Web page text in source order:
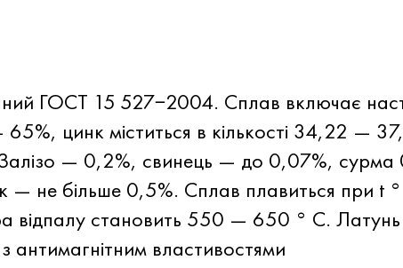
ГОСТ 15 527−2004. Сплав включає
цинк міститься в кількості 34,22 —
— 0,2%, свинець — до 0,07%, сурма
не більше 0,5%. Сплав плавиться при t
становить 550 — 650 ° C. Латунь
антимагнітним властивостями